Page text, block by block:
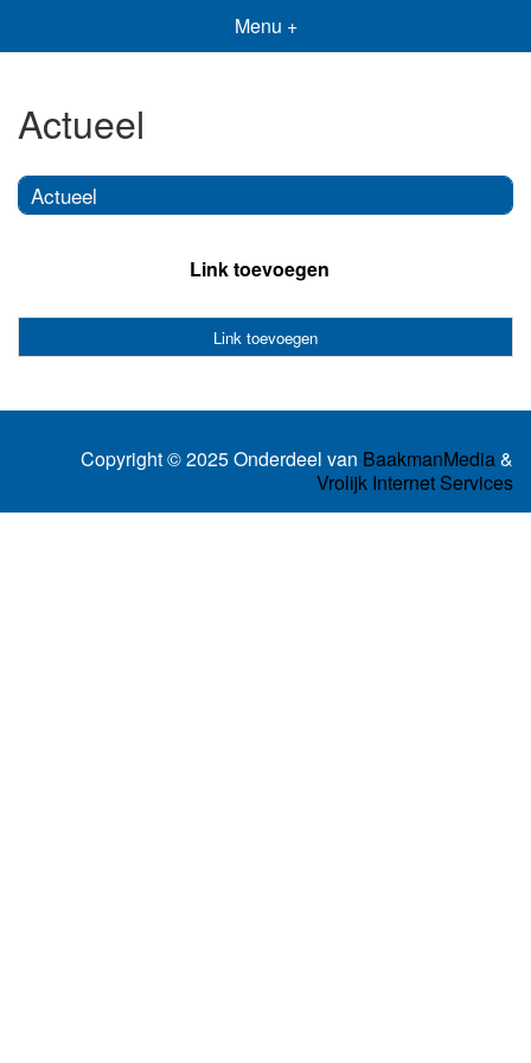
Menu +
Actueel
Actueel
Link toevoegen
Link toevoegen
Copyright © 2025 Onderdeel van BaakmanMedia&
Vrolijk Internet Services